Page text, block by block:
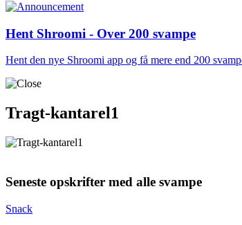
Hent Shroomi - Over 200 svampe
Hent den nye Shroomi app og få mere end 200
Tragt-kantarel1
Seneste opskrifter med alle svampe
Snack